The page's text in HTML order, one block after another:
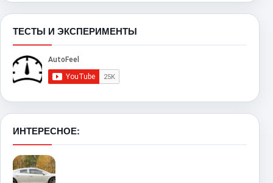
ТЕСТЫ И ЭКСПЕРИМЕНТЫ
ИНТЕРЕСНОЕ: